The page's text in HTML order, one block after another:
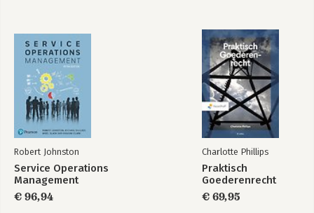
Robert Johnston
Service Operations
Management
€ 96,94
Charlotte Phillips
Praktisch
Goederenrecht
€ 69,95